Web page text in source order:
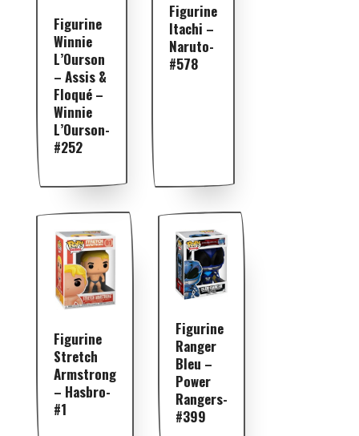
Figurine
Winnie
L’Ourson
– Assis &
Floqué –
Winnie
L’Ourson-
#252
Figurine
Itachi –
Naruto-
#578
Figurine
Stretch
Armstrong
– Hasbro-
#1
Figurine
Ranger
Bleu –
Power
Rangers-
#399